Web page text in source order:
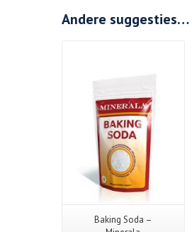
Andere suggesties…
Baking Soda –